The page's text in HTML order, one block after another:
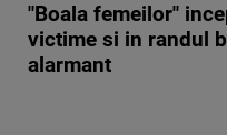
"Boala femeilor"
victime si in randul
alarmant